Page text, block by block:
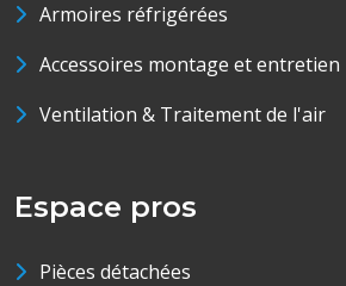
Armoires réfrigérées
Accessoires montage et entretien
Ventilation & Traitement de l'air
Espace pros
Pièces détachées